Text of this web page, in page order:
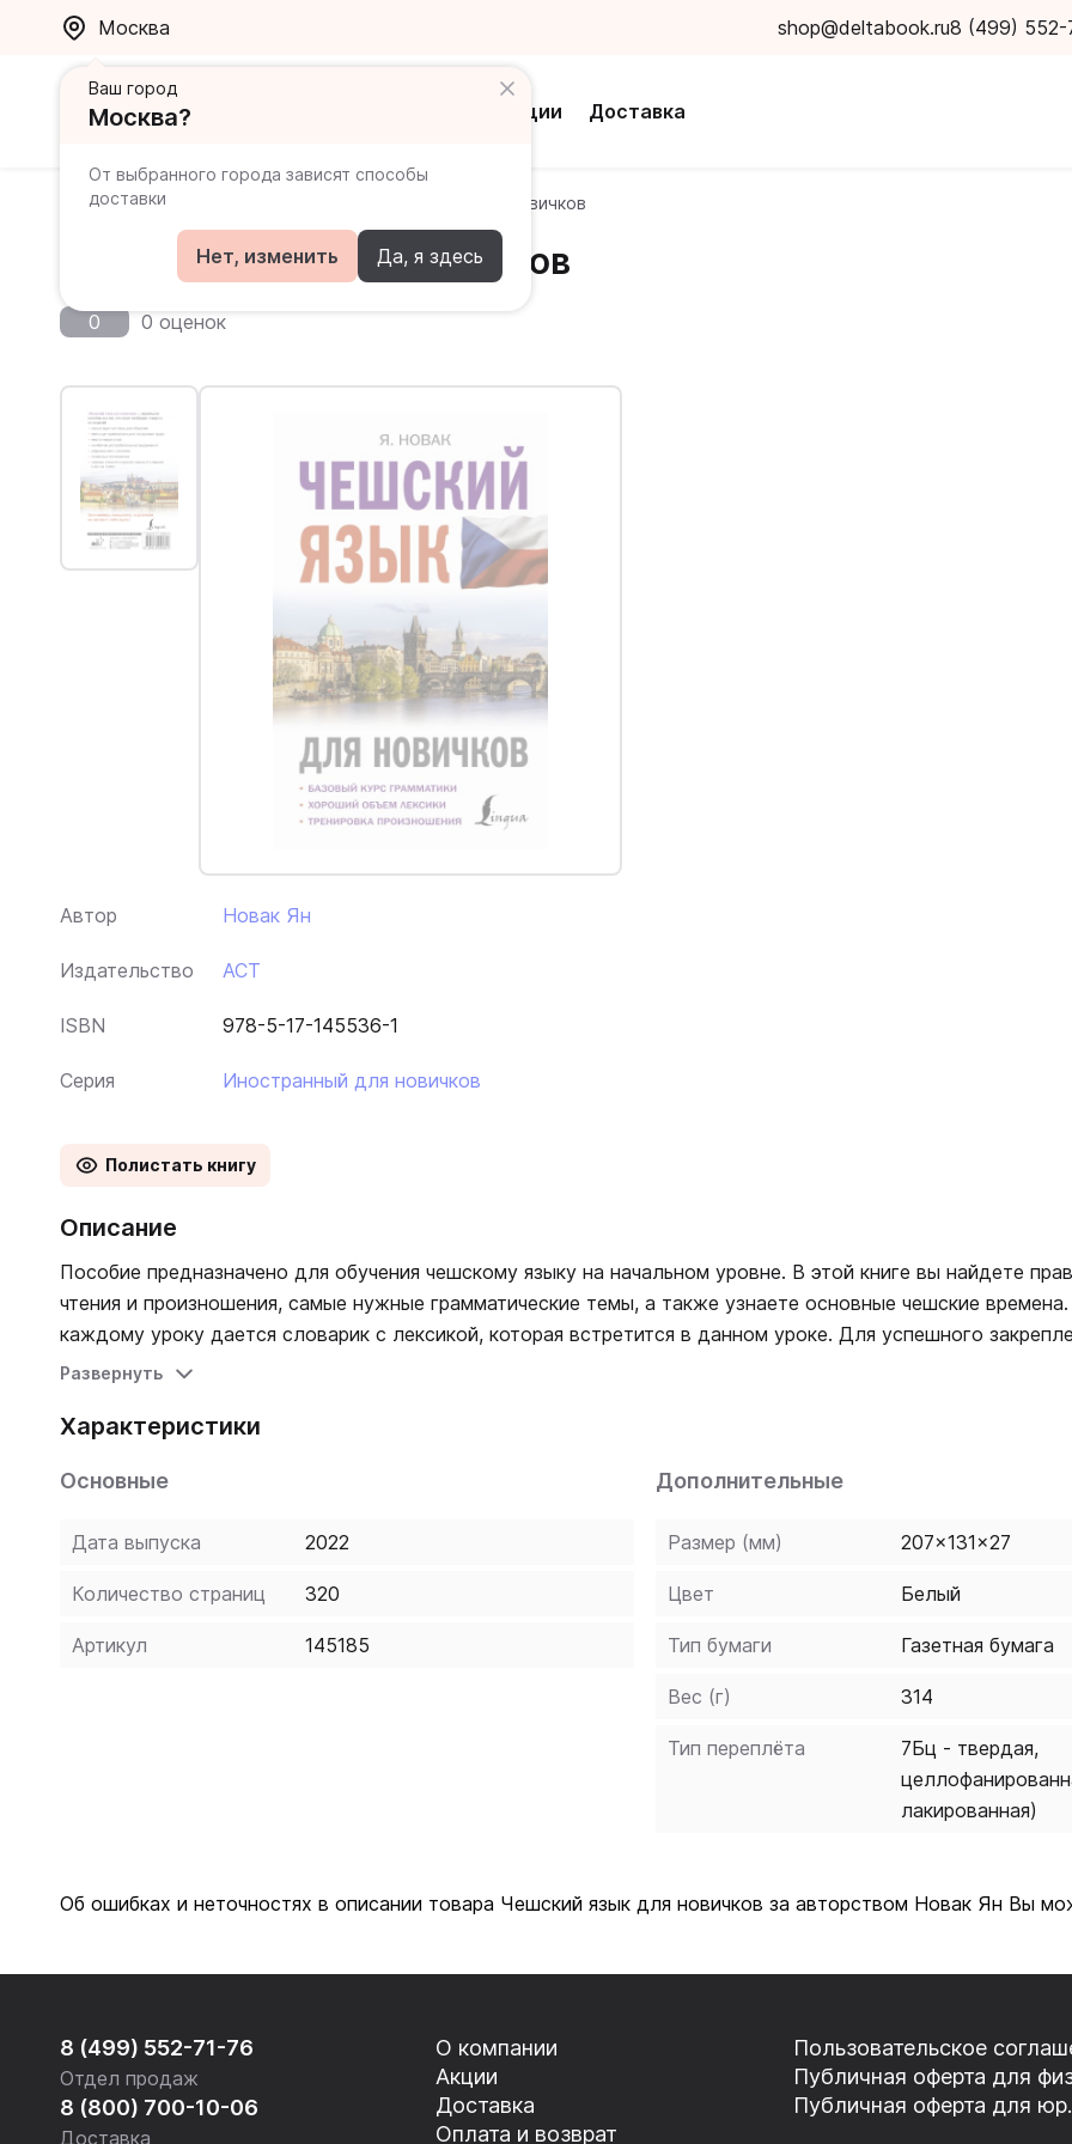
Москва shop@deltabook.ru8 (499) 552-
Акции Доставка
Ваш город
Москва?
От выбранного города зависят способы
доставки
Нет, изменить Да, я здесь
Главная Каталог Чешский язык для новичков
Чешский язык для новичков
0 0 оценок
Автор Новак Ян
Издательство АСТ
ISBN 978-5-17-145536-1
Серия Иностранный для новичков
Полистать книгу
Описание
Пособие предназначено для обучения чешскому языку на начальном уровне. В этой книге вы найдете
чтения и произношения, самые нужные грамматические темы, а также узнаете основные чешские
каждому уроку дается словарик с лексикой, которая встретится в данном уроке. Для успешного
пройденной темы даны упражнения, ключи к которым приводятся в конце книги. Вы также можете
начинает учить чешский язык.
Развернуть
Характеристики
Основные
Дата выпуска 2022
Количество страниц 320
Артикул 145185
Дополнительные
Размер (мм) 207x131x27
Цвет Белый
Тип бумаги Газетная бумага
Вес (г) 314
Тип переплёта
7Бц - твердая,
лакированная)
Об ошибках и неточностях в описании товара Чешский язык для новичков за авторством Новак Ян Вы
8 (499) 552-71-76
Отдел продаж
8 (800) 700-10-06
Доставка
О компании
Акции
Доставка
Оплата и возврат
Пользовательское
Публичная оферта для
Публичная оферта для